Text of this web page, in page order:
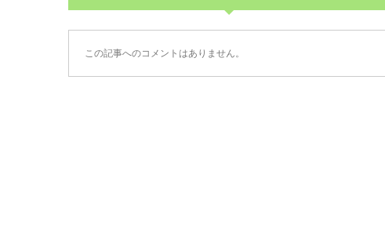
この記事へのコメントはありません。